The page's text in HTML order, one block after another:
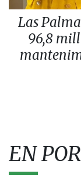
Las
96,8
EN